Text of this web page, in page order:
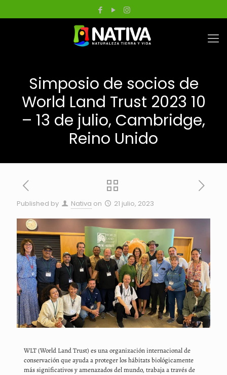
Simposio de socios de
World Land Trust 2023 10
– 13 de julio, Cambridge,
Reino Unido
Published by Nativa on 21 julio, 2023
WLT (World Land Trust) es una organización internacional de
conservación que ayuda a proteger los hábitats biológicamente
más significativos y amenazados del mundo, trabaja a través de